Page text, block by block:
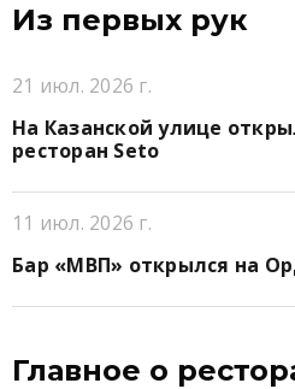
Из первых рук
21 июл. 2026 г.
На Казанской улице
ресторан Seto
11 июл. 2026 г.
Бар «МВП» открылся на
Главное о